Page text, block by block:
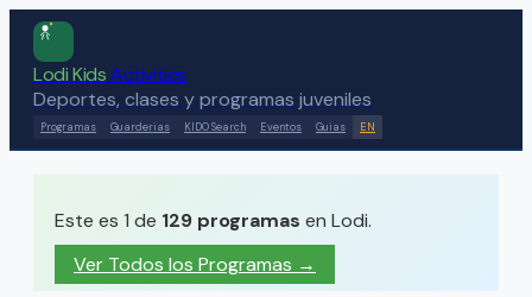
Lodi KidsActivities
Deportes, clases y programas juveniles
Programas Guarderias KIDO Search Eventos Guias EN
Este es 1 de 129 programas en Lodi.
Ver Todos los Programas →